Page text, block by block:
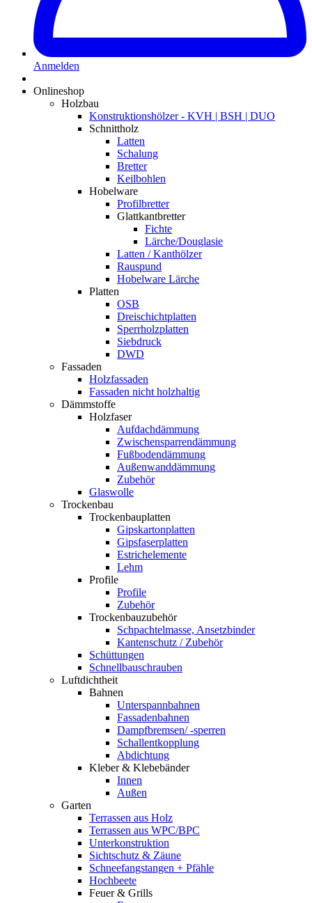
Anmelden
Onlineshop
Holzbau
Konstruktionshölzer - KVH | BSH | DUO
Schnittholz
Latten
Schalung
Bretter
Keilbohlen
Hobelware
Profilbretter
Glattkantbretter
Fichte
Lärche/Douglasie
Latten / Kanthölzer
Rauspund
Hobelware Lärche
Platten
OSB
Dreischichtplatten
Sperrholzplatten
Siebdruck
DWD
Fassaden
Holzfassaden
Fassaden nicht holzhaltig
Dämmstoffe
Holzfaser
Aufdachdämmung
Zwischensparrendämmung
Fußbodendämmung
Außenwanddämmung
Zubehör
Glaswolle
Trockenbau
Trockenbauplatten
Gipskartonplatten
Gipsfaserplatten
Estrichelemente
Lehm
Profile
Profile
Zubehör
Trockenbauzubehör
Schpachtelmasse, Ansetzbinder
Kantenschutz / Zubehör
Schüttungen
Schnellbauschrauben
Luftdichtheit
Bahnen
Unterspannbahnen
Fassadenbahnen
Dampfbremsen/ -sperren
Schallentkopplung
Abdichtung
Kleber & Klebebänder
Innen
Außen
Garten
Terrassen aus Holz
Terrassen aus WPC/BPC
Unterkonstruktion
Sichtschutz & Zäune
Schneefangstangen + Pfähle
Hochbeete
Feuer & Grills